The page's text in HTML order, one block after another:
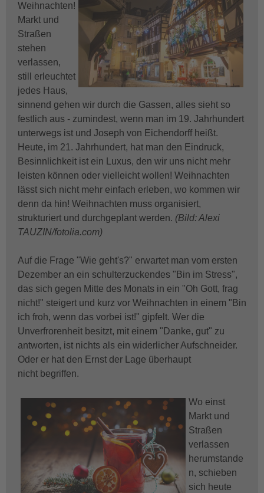
Weihnachten!
Markt und
Straßen
stehen
verlassen,
still erleuchtet
jedes Haus,
sinnend gehen wir durch die Gassen, alles sieht so
festlich aus - zumindest, wenn man im 19. Jahrhundert
unterwegs ist und Joseph von Eichendorff heißt.
Heute, im 21. Jahrhundert, hat man den Eindruck,
Besinnlichkeit ist ein Luxus, den wir uns nicht mehr
leisten können oder vielleicht wollen! Weihnachten
lässt sich nicht mehr einfach erleben, wo kommen wir
denn da hin! Weihnachten muss organisiert,
strukturiert und durchgeplant werden. (Bild: Alexi
TAUZIN/fotolia.com)
Auf die Frage "Wie geht's?" erwartet man vom ersten
Dezember an ein schulterzuckendes "Bin im Stress",
das sich gegen Mitte des Monats in ein "Oh Gott, frag
nicht!" steigert und kurz vor Weihnachten in einem "Bin
ich froh, wenn das vorbei ist!" gipfelt. Wer die
Unverfrorenheit besitzt, mit einem "Danke, gut" zu
antworten, ist nichts als ein widerlicher Aufschneider.
Oder er hat den Ernst der Lage überhaupt
nicht begriffen.
Wo einst
Markt und
Straßen
verlassen
herumstande
n, schieben
sich heute